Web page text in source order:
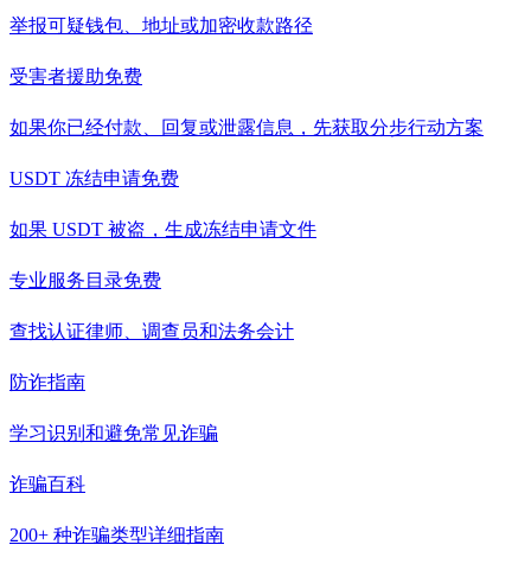
举报可疑钱包、地址或加密收款路径
受害者援助免费
如果你已经付款、回复或泄露信息，先获取分步行动方案
USDT 冻结申请免费
如果 USDT 被盗，生成冻结申请文件
专业服务目录免费
查找认证律师、调查员和法务会计
防诈指南
学习识别和避免常见诈骗
诈骗百科
200+ 种诈骗类型详细指南